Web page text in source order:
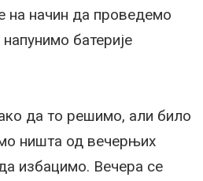
на начин да проведемо
батерије
да то решимо, али било
ништа од вечерњих
избацимо. Вечера се